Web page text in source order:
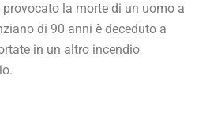
la morte di un uomo a
di 90 anni è deceduto a
in un altro incendio